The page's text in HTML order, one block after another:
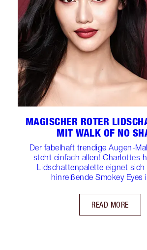
MAGISCHER ROTER
MIT WALK OF NO
Der fabelhaft trendige Augen-
steht einfach allen! Charlottes
Lidschattenpalette eignet sich
hinreißende Smokey Eyes
READ MORE